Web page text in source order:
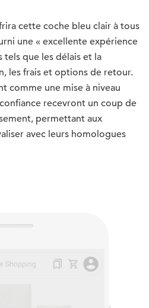
cette coche bleu clair à tous
une « excellente expérience
tels que les délais et la
les frais et options de retour.
comme une mise à niveau
recevront un coup de
permettant aux
avec leurs homologues